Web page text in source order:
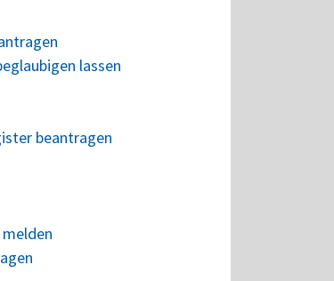
lassen
beantragen